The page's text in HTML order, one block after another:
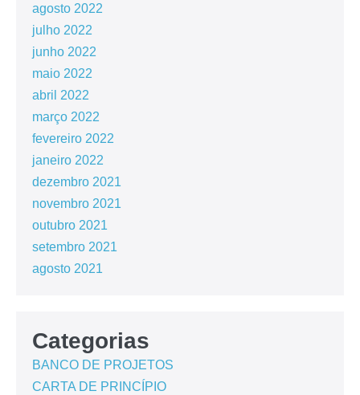
agosto 2022
julho 2022
junho 2022
maio 2022
abril 2022
março 2022
fevereiro 2022
janeiro 2022
dezembro 2021
novembro 2021
outubro 2021
setembro 2021
agosto 2021
Categorias
BANCO DE PROJETOS
CARTA DE PRINCÍPIO